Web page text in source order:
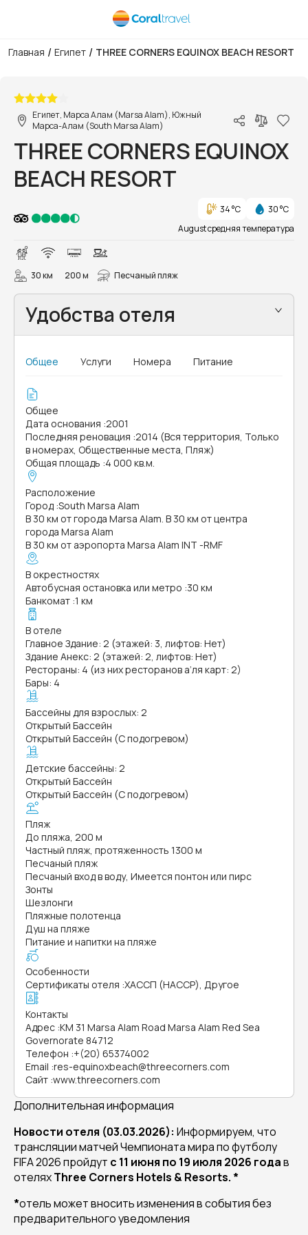
Главная / Египет / THREE CORNERS EQUINOX BEACH RESORT
Египет, Марса Алам (Marsa Alam), Южный
Марса-Алам (South Marsa Alam)
THREE CORNERS EQUINOX
BEACH RESORT
34 °C
30 °C
August средняя температура
30 км 200 м Песчаный пляж
Удобства отеля
Общее Услуги Номера Питание
Общее
Дата основания :2001
Последняя реновация :2014 (Вся территория, Только
в номерах, Общественные места, Пляж)
Общая площадь :4 000 кв.м.
Расположение
Город :South Marsa Alam
В 30 км от города Marsa Alam. В 30 км от центра
города Marsa Alam
В 30 км от аэропорта Marsa Alam INT -RMF
В окрестностях
Автобусная остановка или метро :30 км
Банкомат :1 км
В отеле
Главное Здание: 2 (этажей: 3, лифтов: Нет)
Здание Анекс: 2 (этажей: 2, лифтов: Нет)
Рестораны: 4 (из них ресторанов а’ля карт: 2)
Бары: 4
Бассейны для взрослых: 2
Открытый Бассейн
Открытый Бассейн (С подогревом)
Детские бассейны: 2
Открытый Бассейн
Открытый Бассейн (С подогревом)
Пляж
До пляжа, 200 м
Частный пляж, протяженность 1300 м
Песчаный пляж
Песчаный вход в воду, Имеется понтон или пирс
Зонты
Шезлонги
Пляжные полотенца
Душ на пляже
Питание и напитки на пляже
Особенности
Сертификаты отеля :ХАССП (HACCP), Другое
Контакты
Адрес :KM 31 Marsa Alam Road Marsa Alam Red Sea
Governorate 84712
Телефон :+(20) 65374002
Email :res-equinoxbeach@threecorners.com
Сайт :www.threecorners.com
Дополнительная информация
Новости отеля (03.03.2026): Информируем, что
трансляции матчей Чемпионата мира по футболу
FIFA 2026 пройдут с 11 июня по 19 июля 2026 годав
отеляхThree Corners Hotels & Resorts. *
*отель может вносить изменения в события без
предварительного уведомления